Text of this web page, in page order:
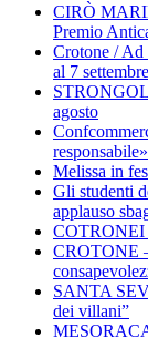
CIRÒ
Premio
Crotone /
al 7 settembre
agosto
responsabile»
Melissa in
Gli studenti
applauso
COTRONEI
CROTONE
SANTA
dei villani”